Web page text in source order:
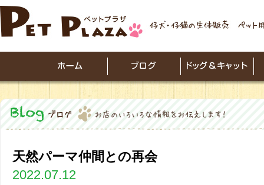
天然パーマ仲間との再会
2022.07.12